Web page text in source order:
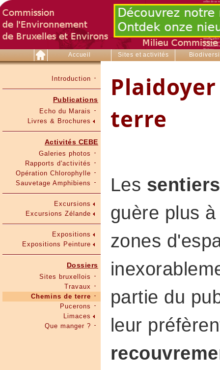
Accueil Sites et activités
Introduction
Publications
Echo du Marais
Livres & Brochures
Activités CEBE
Galeries photos
Rapports d'activités
Opération Chlorophylle
Sauvetage Amphibiens
Excursions
Excursions Zélande
Expositions
Expositions Peinture
Dossiers
Sites bruxellois
Travaux
Chemins de terre
Pucerons
Limaces
Que manger ?
terre
Les
guère plus
zones
partie du
leur